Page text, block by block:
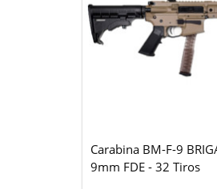
Carabina BM-F-9
9mm FDE - 32 Tiros